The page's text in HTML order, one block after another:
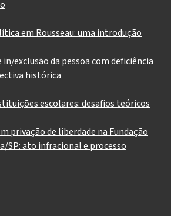
em Rousseau: uma introdução
in/exclusão da pessoa com deficiência
histórica
escolares: desafios teóricos
privação de liberdade na Fundação
SP: ato infracional e processo